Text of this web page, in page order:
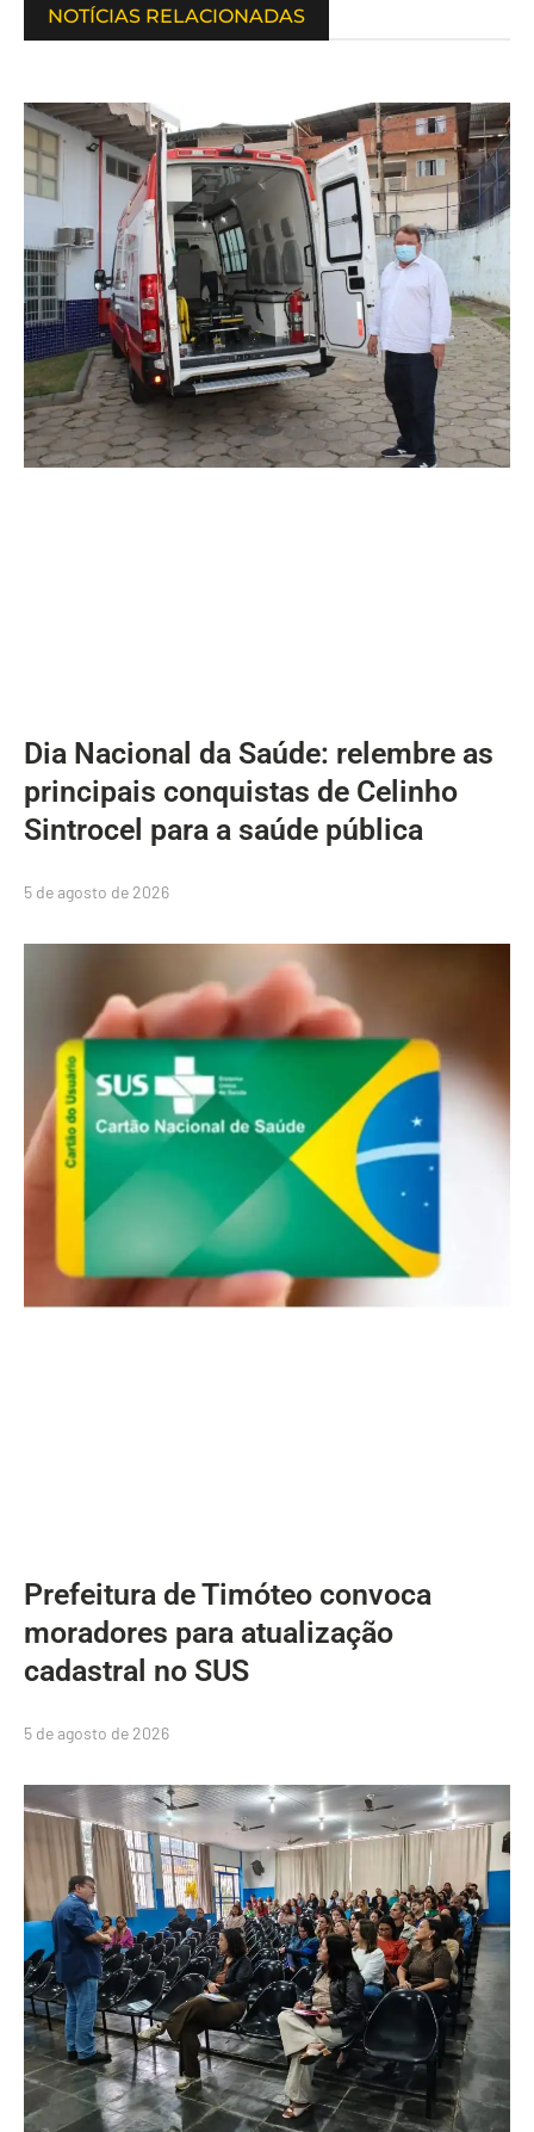
NOTÍCIAS RELACIONADAS
Dia Nacional da Saúde: relembre as
principais conquistas de Celinho
Sintrocel para a saúde pública
5 de agosto de 2026
Prefeitura de Timóteo convoca
moradores para atualização
cadastral no SUS
5 de agosto de 2026